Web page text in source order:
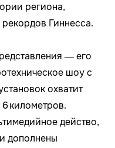
региона,
Гиннесса.
— его
шоу с
охватит
километров.
действо,
дополнены